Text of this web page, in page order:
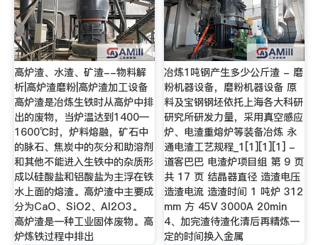
高炉渣、水渣、矿渣--物料解
析|高炉渣磨粉|高炉渣加工设备
高炉渣是冶炼生铁时从高炉中排
出的废物，当炉温达到1400—
1600℃时，炉料熔融，矿石中
的脉石、焦炭中的灰分和助溶剂
和其他不能进入生铁中的杂质形
成以硅酸盐和铝酸盐为主浮在铁
水上面的熔渣。高炉渣中主要成
分为CaO、SiO2、Al2O3。
高炉渣是一种工业固体废物。高
炉炼铁过程中排出
冶炼1吨钢产生多少公斤渣 - 磨
粉机器设备，磨粉机器设备 原
料及宝钢钢坯依托上海各大科研
研究所研发力量，采用真空感应
炉、电渣重熔炉等装备冶炼 永
通电渣工艺规程_1[1][1][1] -
道客巴巴 电渣炉项目组 第 9 页
共 17 页 结晶器直径 造渣电压
造渣电流 造渣时间 1 吨炉 312
mm 方 45V 3000A 20min
4、加完渣待渣化清后再精炼一
定的时间换入金属